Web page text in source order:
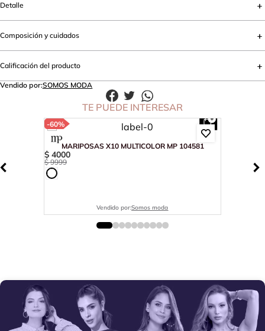
Detalle
Composición y cuidados
Calificación del producto
Vendido por:SOMOS MODA
TE PUEDE INTERESAR
-60%
MARIPOSAS X10 MULTICOLOR MP 104581
$ 4000
$ 9999
Vendido por:Somos moda